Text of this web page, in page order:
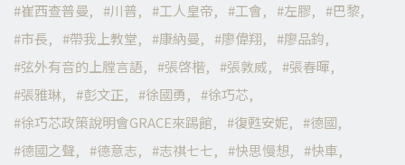
崔西查普曼
川普 工人皇帝 工會 左膠
巴黎
市長
帶我上教堂 康納曼 廖偉翔
廖品鈞
弦外有音的上膛言語
張啓楷 張敦威
張春暉
張雅琳
彭文正 徐國勇
徐巧芯
徐巧芯政策說明會GRACE來踢館
復甦安妮
德國
德國之聲
德意志 志祺七七 快思慢想
快車